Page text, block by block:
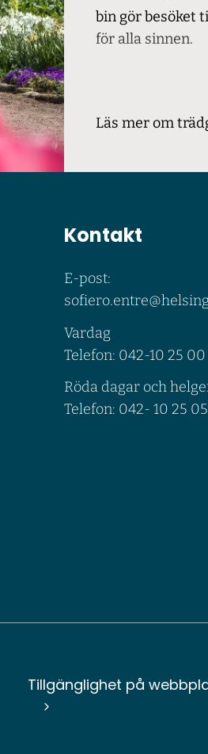
bin gör besöket
för alla sinnen.
Läs mer om
Kontakt
E-post:
Vardag
Telefon: 042-10 25 00
Röda dagar och
Telefon: 042- 10 25 05
Tillgänglighet på